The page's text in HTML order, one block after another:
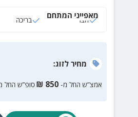
מאפייני המתחם
חצר בריכה
מחירלזוג:
אמצ”ש החל מ- 850
₪ סופ”ש החל